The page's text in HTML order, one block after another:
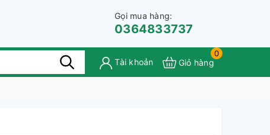
Gọi mua hàng:
0364833737
Tài khoản
0
Giỏ hàng